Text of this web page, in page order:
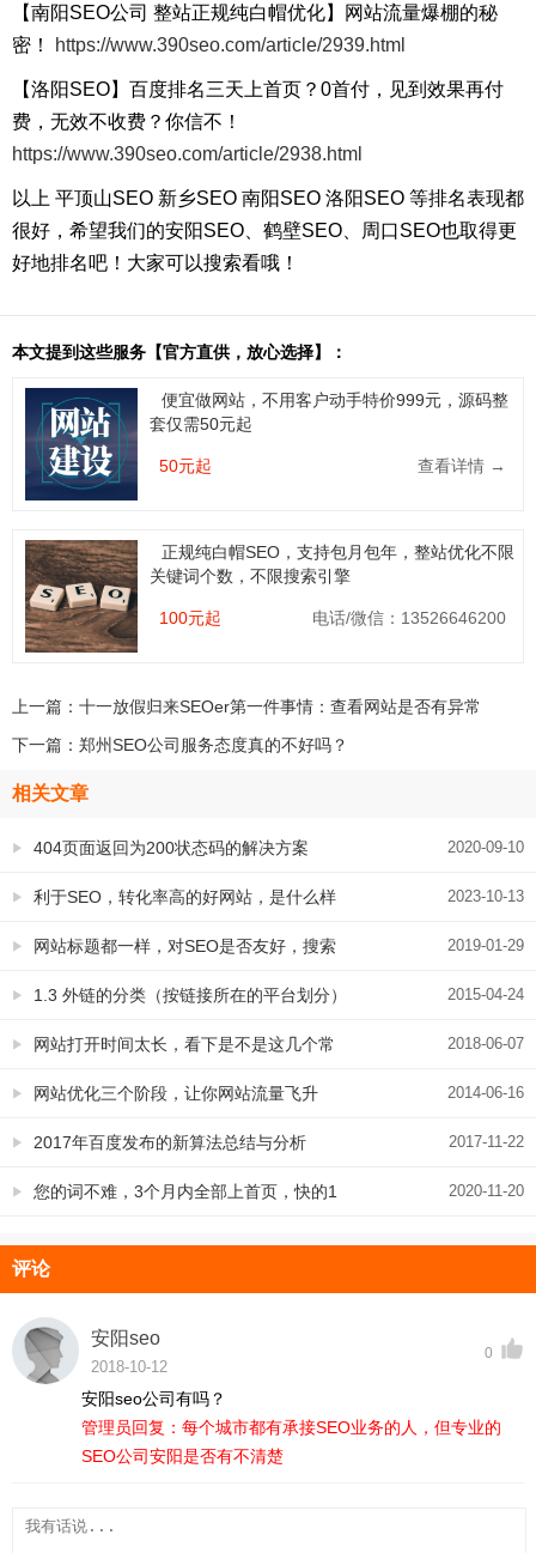
【南阳SEO公司 整站正规纯白帽优化】网站流量爆棚的秘
密！
https://www.390seo.com/article/2939.html
【洛阳SEO】百度排名三天上首页？0首付，见到效果再付
费，无效不收费？你信不！
https://www.390seo.com/article/2938.html
以上 平顶山SEO 新乡SEO 南阳SEO 洛阳SEO 等排名表现都
很好，希望我们的安阳SEO、鹤壁SEO、周口SEO也取得更
好地排名吧！大家可以搜索看哦！
本文提到这些服务【官方直供，放心选择】：
便宜做网站，不用客户动手特价999元，源码整
套仅需50元起
50元起 查看详情 →
正规纯白帽SEO，支持包月包年，整站优化不限
关键词个数，不限搜索引擎
100元起 电话/微信：13526646200
上一篇： 十一放假归来SEOer第一件事情：查看网站是否有异常
下一篇： 郑州SEO公司服务态度真的不好吗？
相关文章
2020-09-10
404页面返回为200状态码的解决方案
2023-10-13
利于SEO，转化率高的好网站，是什么样
的制作流程 2019-01-29
网站标题都一样，对SEO是否友好，搜索
引擎是否会惩罚呢？ 2015-04-24
1.3 外链的分类（按链接所在的平台划分）
摘自《野狼外链优化手册》 2018-06-07
网站打开时间太长，看下是不是这几个常
见问题吧 2014-06-16
网站优化三个阶段，让你网站流量飞升
2017-11-22
2017年百度发布的新算法总结与分析
2020-11-20
您的词不难，3个月内全部上首页，快的1
评论
安阳seo
2018-10-12
0
安阳seo公司有吗？
管理员回复：每个城市都有承接SEO业务的人，但专业的
SEO公司安阳是否有不清楚